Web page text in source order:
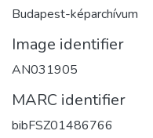
Budapest-képarchívum
Image identifier
AN031905
MARC identifier
bibFSZ01486766